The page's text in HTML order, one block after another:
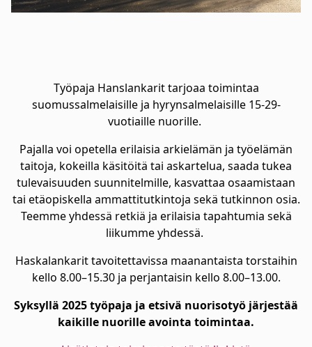
Työpaja Hanslankarit tarjoaa toimintaa
suomussalmelaisille ja hyrynsalmelaisille 15-29-
vuotiaille nuorille.
Pajalla voi opetella erilaisia arkielämän ja työelämän
taitoja, kokeilla käsitöitä tai askartelua, saada tukea
tulevaisuuden suunnitelmille, kasvattaa osaamistaan
tai etäopiskella ammattitutkintoja sekä tutkinnon osia.
Teemme yhdessä retkiä ja erilaisia tapahtumia sekä
liikumme yhdessä.
Haskalankarit tavoitettavissa maanantaista torstaihin
kello 8.00–15.30 ja perjantaisin kello 8.00–13.00.
Syksyllä 2025 työpaja ja etsivä nuorisotyö järjestää
kaikille nuorille avointa toimintaa.